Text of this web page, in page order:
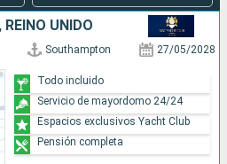
UNIDO
Southampton 27/05/2028
Todo incluido
Servicio de mayordomo 24/24
Espacios exclusivos Yacht Club
Pensión completa